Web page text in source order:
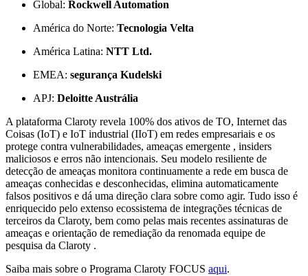
Global: Rockwell Automation
América do Norte: Tecnologia Velta
América Latina: NTT Ltd.
EMEA: segurança Kudelski
APJ: Deloitte Austrália
A plataforma Claroty revela 100% dos ativos de TO, Internet das
Coisas (IoT) e IoT industrial (IIoT) em redes empresariais e os
protege contra vulnerabilidades, ameaças emergente , insiders
maliciosos e erros não intencionais. Seu modelo resiliente de
detecção de ameaças monitora continuamente a rede em busca de
ameaças conhecidas e desconhecidas, elimina automaticamente
falsos positivos e dá uma direção clara sobre como agir. Tudo isso é
enriquecido pelo extenso ecossistema de integrações técnicas de
terceiros da Claroty, bem como pelas mais recentes assinaturas de
ameaças e orientação de remediação da renomada equipe de
pesquisa da Claroty .
Saiba mais sobre o Programa Claroty FOCUS aqui.